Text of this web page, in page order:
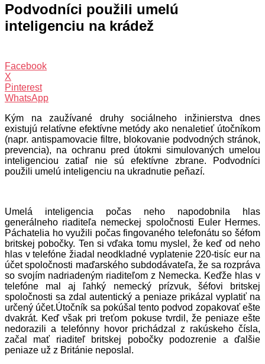
Podvodníci použili umelú
inteligenciu na krádež
Facebook
X
Pinterest
WhatsApp
Kým na zaužívané druhy sociálneho inžinierstva dnes
existujú relatívne efektívne metódy ako nenaletieť útočníkom
(napr. antispamovacie filtre, blokovanie podvodných stránok,
prevencia), na ochranu pred útokmi simulovaných umelou
inteligenciou zatiaľ nie sú efektívne zbrane. Podvodníci
použili umelú inteligenciu na ukradnutie peňazí.
Umelá inteligencia počas neho napodobnila hlas
generálneho riaditeľa nemeckej spoločnosti Euler Hermes.
Páchatelia ho využili počas fingovaného telefonátu so šéfom
britskej pobočky. Ten si vďaka tomu myslel, že keď od neho
hlas v telefóne žiadal neodkladné vyplatenie 220-tisíc eur na
účet spoločnosti maďarského subdodávateľa, že sa rozpráva
so svojím nadriadeným riaditeľom z Nemecka. Keďže hlas v
telefóne mal aj ľahký nemecký prízvuk, šéfovi britskej
spoločnosti sa zdal autentický a peniaze prikázal vyplatiť na
určený účet.Útočník sa pokúšal tento podvod zopakovať ešte
dvakrát. Keď však pri treťom pokuse tvrdil, že peniaze ešte
nedorazili a telefónny hovor prichádzal z rakúskeho čísla,
začal mať riaditeľ britskej pobočky podozrenie a ďalšie
peniaze už z Británie neposlal.